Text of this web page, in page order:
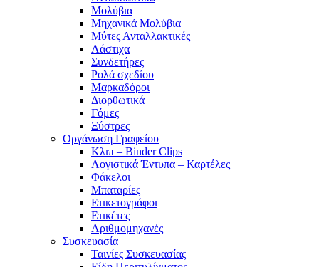
Μολύβια
Μηχανικά Μολύβια
Μύτες Ανταλλακτικές
Λάστιχα
Συνδετήρες
Ρολά σχεδίου
Μαρκαδόροι
Διορθωτικά
Γόμες
Ξύστρες
Οργάνωση Γραφείου
Κλιπ – Binder Clips
Λογιστικά Έντυπα – Καρτέλες
Φάκελοι
Μπαταρίες
Ετικετογράφοι
Ετικέτες
Αριθμομηχανές
Συσκευασία
Ταινίες Συσκευασίας